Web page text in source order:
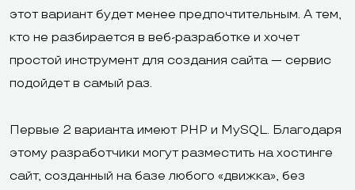
этот вариант будет менее предпочтительным. А тем,
кто не разбирается в веб-разработке и хочет
простой инструмент для создания сайта — сервис
подойдет в самый раз.
Первые 2 варианта имеют PHP и MySQL. Благодаря
этому разработчики могут разместить на хостинге
сайт, созданный на базе любого «движка», без